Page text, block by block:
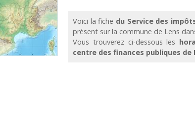
Voici la fiche du Service des
présent sur la commune de Lens
Vous trouverez ci-dessous les
centre des finances publiques de